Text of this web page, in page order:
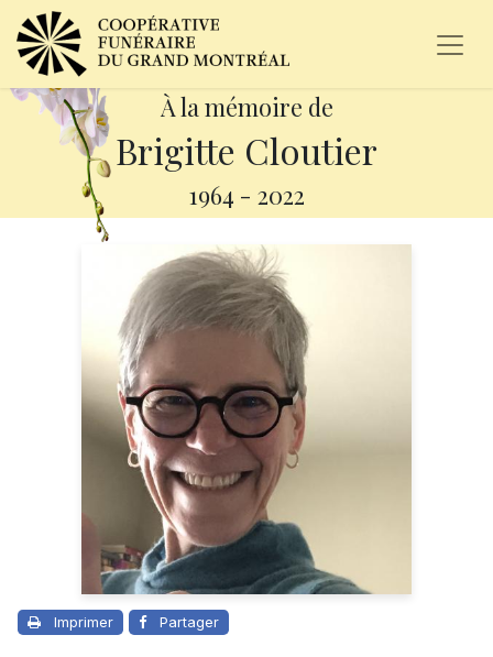
À la mémoire de
Brigitte Cloutier
1964 - 2022
Imprimer Partager